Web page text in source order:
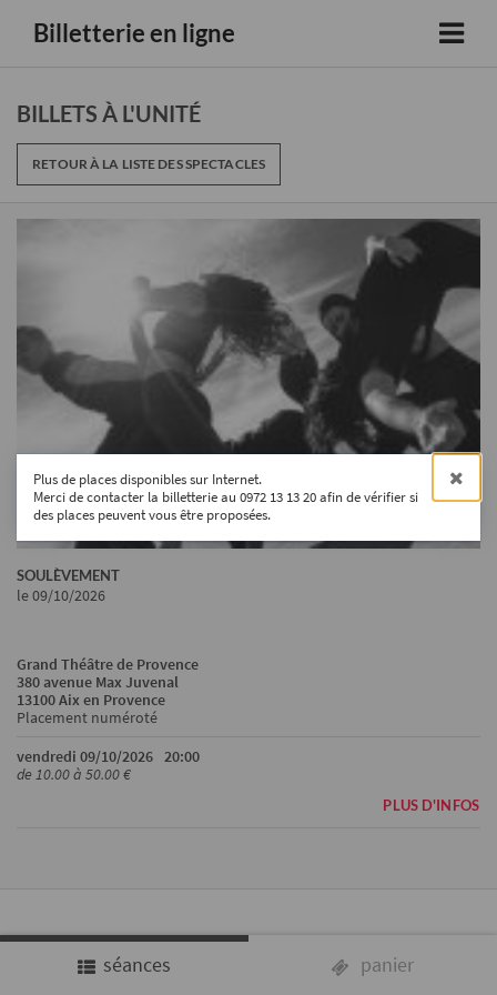
Billetterie en ligne
séances panier
BILLETS À L'UNITÉ
RETOUR À LA LISTE DES SPECTACLES
SOULÈVEMENT
le 09/10/2026
Grand Théâtre de Provence
380 avenue Max Juvenal
13100 Aix en Provence
Placement numéroté
vendredi 09/10/2026 20:00
de 10.00 à 50.00 €
PLUS D'INFOS
Plus de places disponibles sur Internet.
Merci de contacter la billetterie au 0972 13 13 20afin de vérifier si
des places peuvent vous être proposées.